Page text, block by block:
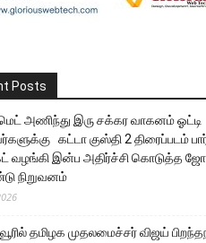
Posts
அணிந்து இரு சக்கர வாகனம் ஓட்டி
கட்டா குஸ்தி 2 திரைப்படம்
வழங்கி இன்ப அதிர்ச்சி கொடுத்த
நிறுவனம்
தமிழக முதலமைச்சர் விஜய்